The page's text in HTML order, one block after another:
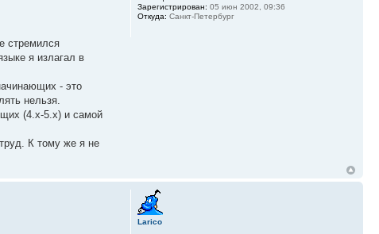
стремился
я излагал в
- это
нельзя.
(4.х-5.х) и самой
К тому же я не
Зарегистрирован: 05 июн 2002, 09:36
Откуда: Санкт-Петербург
Larico